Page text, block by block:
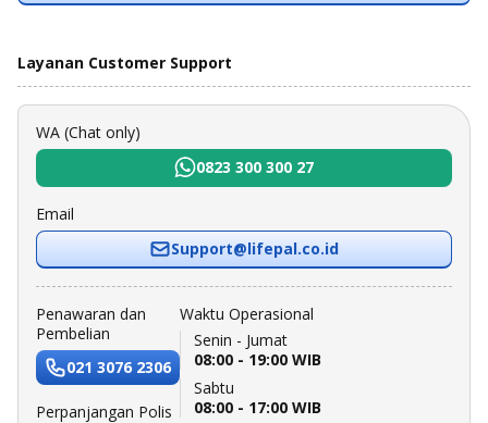
Layanan Customer Support
WA (Chat only)
0823 300 300 27
Email
Support@lifepal.co.id
Penawaran dan
Pembelian
021 3076 2306
Perpanjangan Polis
Waktu Operasional
Senin - Jumat
08:00 - 19:00 WIB
Sabtu
08:00 - 17:00 WIB